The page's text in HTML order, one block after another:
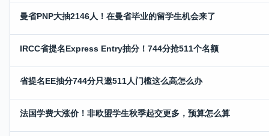
曼省PNP大抽2146人！在曼省毕业的留学生机会来了
IRCC省提名Express Entry抽分！744分抢511个名额
省提名EE抽分744分只邀511人门槛这么高怎么办
法国学费大涨价！非欧盟学生秋季起交更多，预算怎么算